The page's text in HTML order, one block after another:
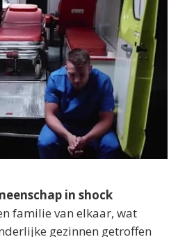
in shock
familie van elkaar, wat
gezinnen getroffen